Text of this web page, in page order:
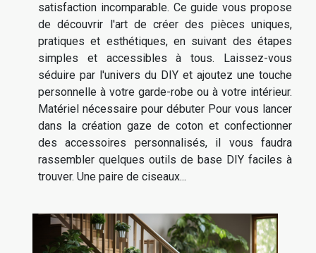
satisfaction incomparable. Ce guide vous propose
de découvrir l'art de créer des pièces uniques,
pratiques et esthétiques, en suivant des étapes
simples et accessibles à tous. Laissez-vous
séduire par l'univers du DIY et ajoutez une touche
personnelle à votre garde-robe ou à votre intérieur.
Matériel nécessaire pour débuter Pour vous lancer
dans la création gaze de coton et confectionner
des accessoires personnalisés, il vous faudra
rassembler quelques outils de base DIY faciles à
trouver. Une paire de ciseaux...